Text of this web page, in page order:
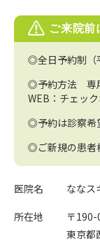
ご来院前
◎全日予約制（
◎予約方法 専
WEB：チェッ
◎予約は診察希
◎ご新規の患者
医院名
ななス
所在地
〒190-
東京都